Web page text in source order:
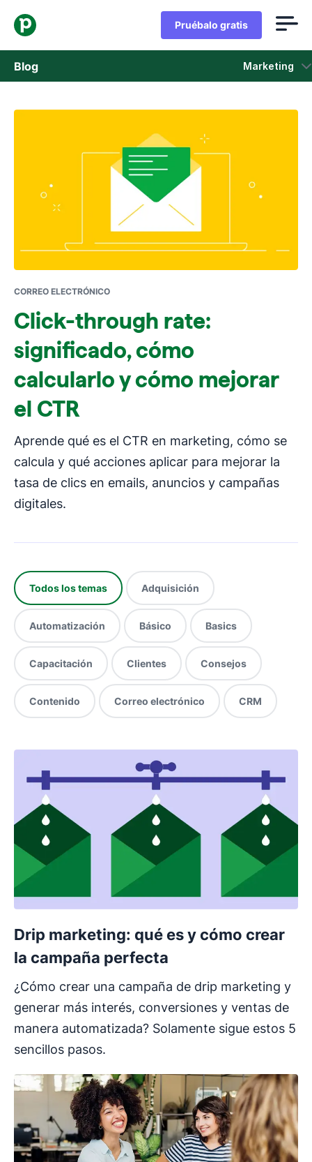
Pruébalo gratis
Blog Marketing
Ventas
Actualizaciones de Producto
Casos de estudio
Se abre en una nueva ventana
CORREO ELECTRÓNICO
Click-through rate:
significado, cómo
calcularlo y cómo mejorar
el CTR
Aprende qué es el CTR en marketing, cómo se
calcula y qué acciones aplicar para mejorar la
tasa de clics en emails, anuncios y campañas
digitales.
Todos los temas Adquisición
Automatización Básico Basics
Capacitación Clientes Consejos
Contenido Correo electrónico CRM
Drip marketing: qué es y cómo crear
la campaña perfecta
¿Cómo crear una campaña de drip marketing y
generar más interés, conversiones y ventas de
manera automatizada? Solamente sigue estos 5
sencillos pasos.